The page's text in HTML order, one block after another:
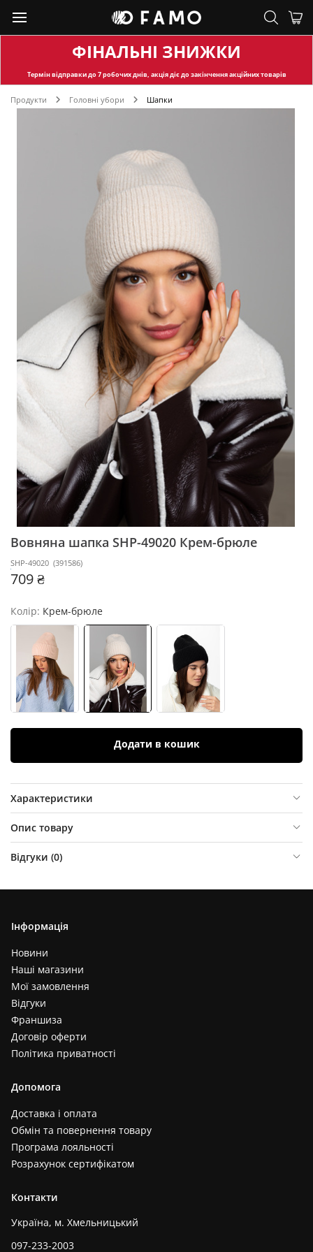
ФІНАЛЬНІ ЗНИЖКИ
Термін відправкидо 7 робочих днів, акція діє до закінчення акційних товарів
Продукти Головні убори Шапки
Вовняна шапка SHP-49020 Крем-брюле
SHP-49020 (391586)
709 ₴
Колір: Крем-брюле
Додати в кошик
Характеристики
Опис товару
Відгуки (0)
Інформація
Новини
Наші магазини
Мої замовлення
Відгуки
Франшиза
Договір оферти
Політика приватності
Допомога
Доставка і оплата
Обмін та повернення товару
Програма лояльності
Розрахунок сертифікатом
Контакти
Україна, м. Хмельницький
097-233-2003